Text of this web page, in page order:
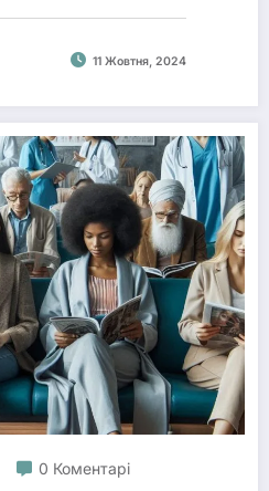
11 Жовтня, 2024
0 Коментарі